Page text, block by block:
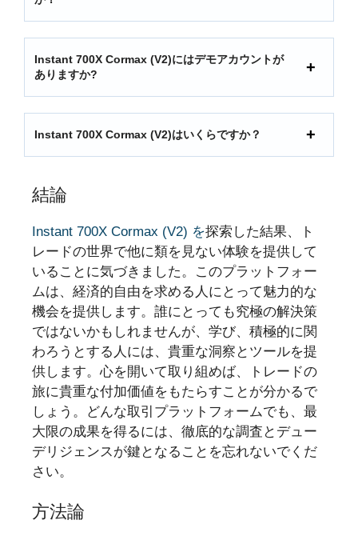
Instant 700X Cormax (V2)にはデモアカウントが
ありますか?
Instant 700X Cormax (V2)はいくらですか？
結論
Instant 700X Cormax (V2) を探索した結果、ト
レードの世界で他に類を見ない体験を提供して
いることに気づきました。このプラットフォー
ムは、経済的自由を求める人にとって魅力的な
機会を提供します。誰にとっても究極の解決策
ではないかもしれませんが、学び、積極的に関
わろうとする人には、貴重な洞察とツールを提
供します。心を開いて取り組めば、トレードの
旅に貴重な付加価値をもたらすことが分かるで
しょう。どんな取引プラットフォームでも、最
大限の成果を得るには、徹底的な調査とデュー
デリジェンスが鍵となることを忘れないでくだ
さい。
方法論